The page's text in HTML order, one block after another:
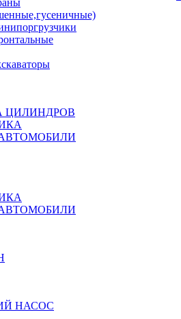
ЦИЛИНДРОВ
НАСОС